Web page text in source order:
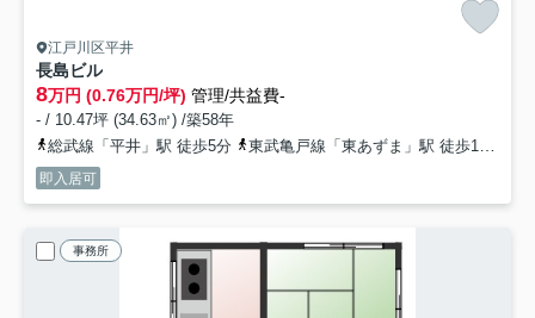
江戸川区平井
長島ビル
8万円 (0.76万円/坪) 管理/共益費-
- / 10.47坪 (34.63㎡) /築58年
総武線「平井」駅 徒歩5分
東武亀戸線「東あずま」駅 徒歩17分
即入居可
事務所